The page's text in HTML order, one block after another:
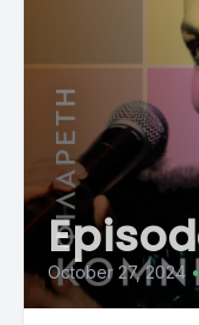
October 27, 2024 •